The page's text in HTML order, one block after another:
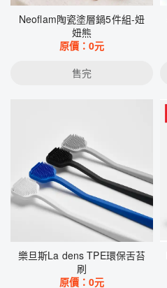
Neoflam陶瓷塗層鍋5件組-妞
妞熊
原價：0元
售完
樂旦斯La dens TPE環保舌苔
刷
原價：0元